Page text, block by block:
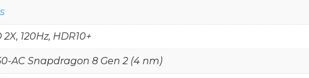
120Hz, HDR10+
AC Snapdragon 8 Gen 2 (4 nm)